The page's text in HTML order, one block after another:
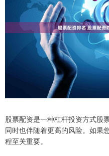
股票配资是一种杠杆投资方式股
同时也伴随着更高的风险。如果
程至关重要。